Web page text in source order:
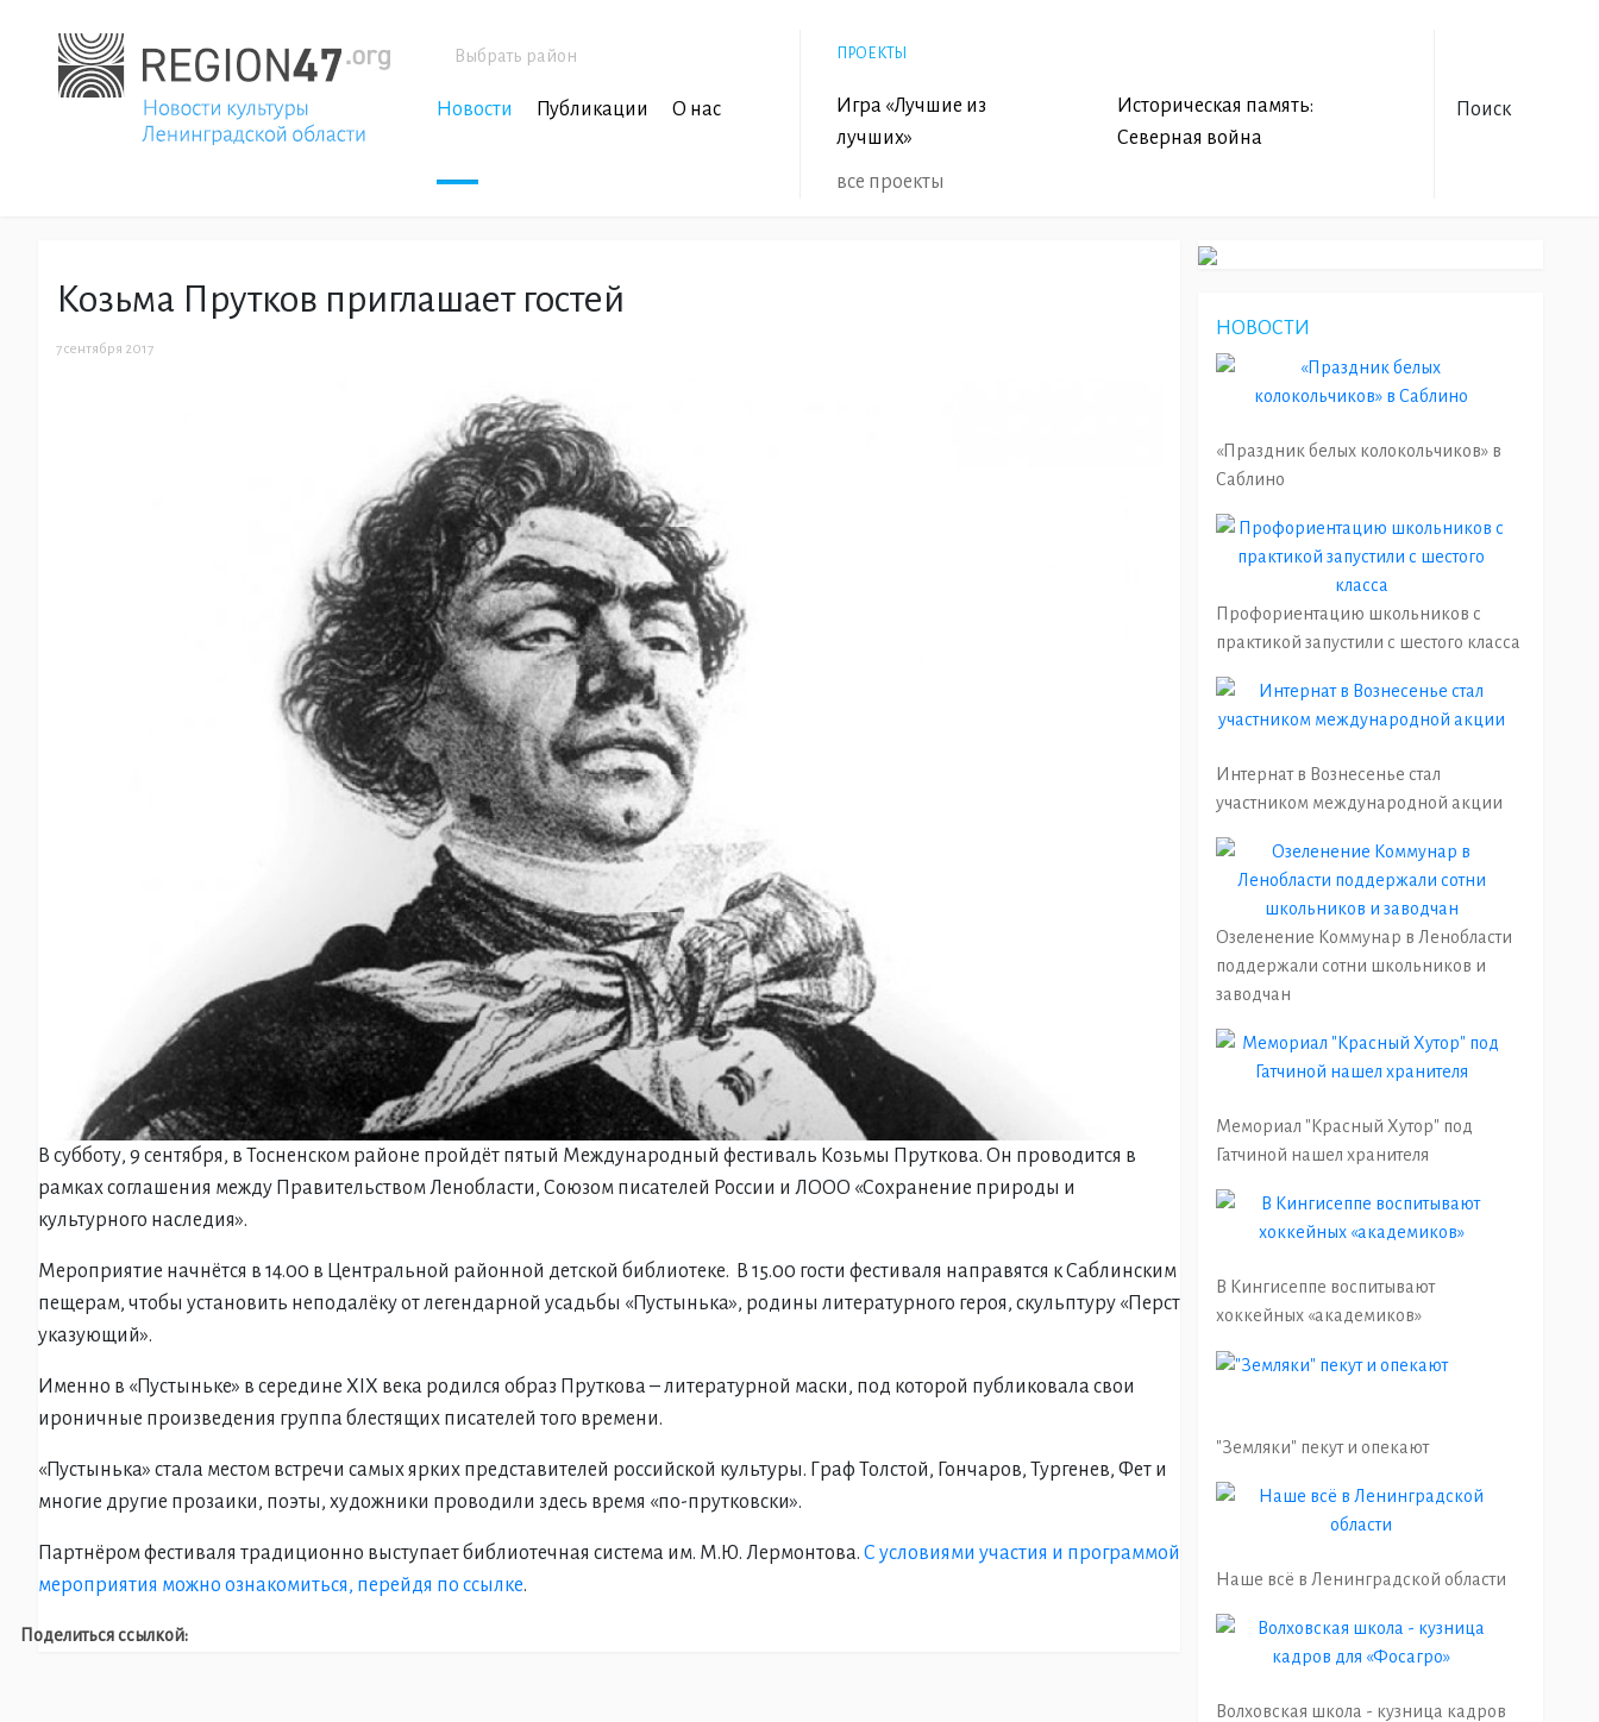
Выбрать район
Новости Публикации О нас
ПРОЕКТЫ
Игра «Лучшие из
лучших»
Историческая память:
Северная война
все проекты
Поиск
Козьма Прутков приглашает гостей
7 сентября 2017
В субботу, 9 сентября, в Тосненском районе пройдёт пятый Международный фестиваль Козьмы Пруткова. Он проводится в
рамках соглашения между Правительством Ленобласти, Союзом писателей России и ЛООО «Сохранение природы и
культурного наследия».
Мероприятие начнётся в 14.00 в Центральной районной детской библиотеке. В 15.00 гости фестиваля направятся к Саблинским
пещерам, чтобы установить неподалёку от легендарной усадьбы «Пустынька», родины литературного героя, скульптуру «Перст
указующий».
Именно в «Пустыньке» в середине XIX века родился образ Пруткова – литературной маски, под которой публиковала свои
ироничные произведения группа блестящих писателей того времени.
«Пустынька» стала местом встречи самых ярких представителей российской культуры. Граф Толстой, Гончаров, Тургенев, Фет и
многие другие прозаики, поэты, художники проводили здесь время «по-прутковски».
Партнёром фестиваля традиционно выступает библиотечная система им. М.Ю. Лермонтова. С условиями участия и программой
мероприятия можно ознакомиться, перейдя по ссылке.
Поделиться ссылкой:
НОВОСТИ
«Праздник белых колокольчиков» в
Саблино
Профориентацию школьников с
практикой запустили с шестого класса
Интернат в Вознесенье стал
участником международной акции
Озеленение Коммунар в Ленобласти
поддержали сотни школьников и
заводчан
Мемориал "Красный Хутор" под
Гатчиной нашел хранителя
В Кингисеппе воспитывают
хоккейных «академиков»
"Земляки" пекут и опекают
Наше всё в Ленинградской области
Волховская школа - кузница кадров